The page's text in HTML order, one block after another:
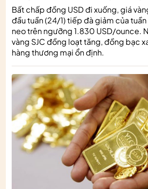
Bất chấp đồng USD đi xuống, giá
đầu tuần (24/1) tiếp đà giảm của
neo trên ngưỡng 1.830 USD/ounce.
vàng SJC đồng loạt tăng, đồng bạc
hàng thương mại ổn định.